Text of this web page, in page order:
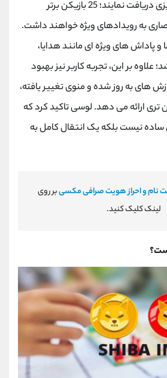
عملکرد و رتبه خود جوایزی دریافت نمایند؛ 25 بازیکن برتر
به رویدادهای ویژه خواهند داشت.
و پاداش های ویژه ای مانند هدایا،
علاوه بر این، تجربه کاربر نیز بهبود
های به روز شده و منوی تغییر یافته،
تری ارائه می دهد. لوسی تاکید کرد که
نیست بلکه یک انتقال کامل به
نام و احراز هویت صرافی مکسیبر روی
لینک کلیک کنید.